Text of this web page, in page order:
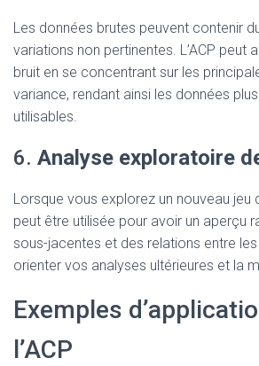
Les données brutes peuvent contenir
variations non pertinentes. L’ACP peut
bruit en se concentrant sur les
variance, rendant ainsi les données
utilisables.
6. Analyse exploratoire
Lorsque vous explorez un nouveau jeu
peut être utilisée pour avoir un aperçu
sous-jacentes et des relations entre
orienter vos analyses ultérieures et la
Exemples
l’ACP